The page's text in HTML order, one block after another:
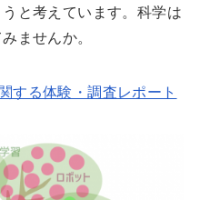
と考えています。科学は
ませんか。
する体験・調査レポート